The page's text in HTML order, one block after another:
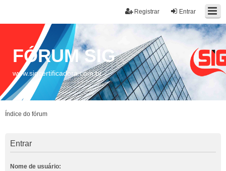
Entrar
Registrar
FÓRUM SIG
www.sigcertificadora.com.br
Índice do fórum
Entrar
Nome de usuário: